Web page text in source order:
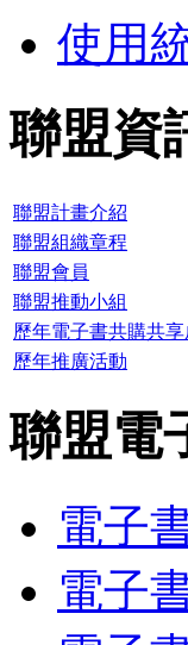
使用
聯盟資
聯盟計畫介紹
聯盟組織章程
聯盟會員
聯盟推動小組
歷年電子書共購共
歷年推廣活動
聯盟電
電子
電子